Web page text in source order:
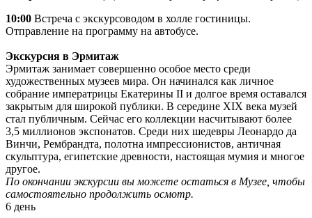
10:00 Встреча с экскурсоводом в холле гостиницы.
Отправление на программу на автобусе.
Экскурсия в Эрмитаж
Эрмитаж занимает совершенно особое место среди
художественных музеев мира. Он начинался как личное
собрание императрицы Екатерины II и долгое время оставался
закрытым для широкой публики. В середине XIX века музей
стал публичным. Сейчас его коллекции насчитывают более
3,5 миллионов экспонатов. Среди них шедевры Леонардо да
Винчи, Рембрандта, полотна импрессионистов, античная
скульптура, египетские древности, настоящая мумия и многое
другое.
По окончании экскурсии вы можете остаться в Музее, чтобы
самостоятельно продолжить осмотр.
6 день